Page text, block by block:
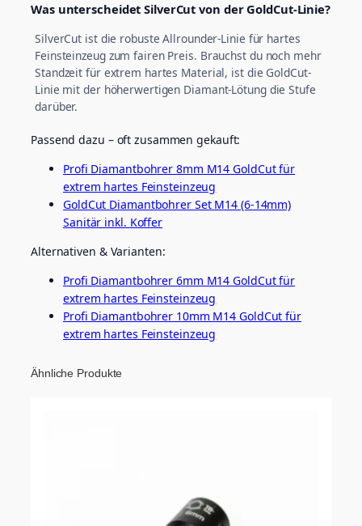
Was unterscheidet SilverCut von der GoldCut-Linie?
SilverCut ist die robuste Allrounder-Linie für hartes
Feinsteinzeug zum fairen Preis. Brauchst du noch mehr
Standzeit für extrem hartes Material, ist die GoldCut-
Linie mit der höherwertigen Diamant-Lötung die Stufe
darüber.
Passend dazu – oft zusammen gekauft:
Profi Diamantbohrer 8mm M14 GoldCut für
extrem hartes Feinsteinzeug
GoldCut Diamantbohrer Set M14 (6-14mm)
Sanitär inkl. Koffer
Alternativen & Varianten:
Profi Diamantbohrer 6mm M14 GoldCut für
extrem hartes Feinsteinzeug
Profi Diamantbohrer 10mm M14 GoldCut für
extrem hartes Feinsteinzeug
Ähnliche Produkte